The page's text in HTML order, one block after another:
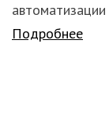
Подробнее